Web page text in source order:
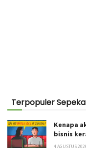
Terpopuler
Kenapa
bisnis
4 AGUSTUS